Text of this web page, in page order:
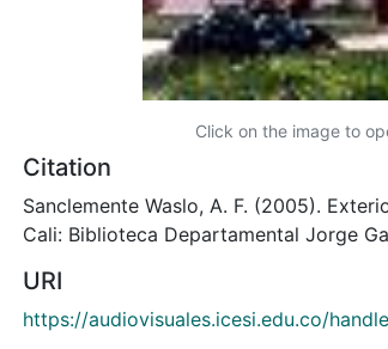
Click on the image to
Citation
Sanclemente Waslo, A. F. (2005).
Cali: Biblioteca Departamental Jorge
URI
https://audiovisuales.icesi.edu.co/